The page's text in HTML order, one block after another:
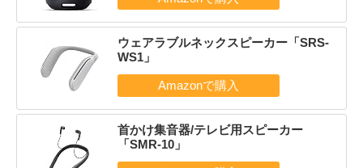
ウェアラブルネックスピーカー「SRS-
WS1」
首かけ集音器/テレビ用スピーカー
「SMR-10」